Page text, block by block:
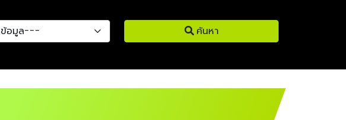
ค้นหา